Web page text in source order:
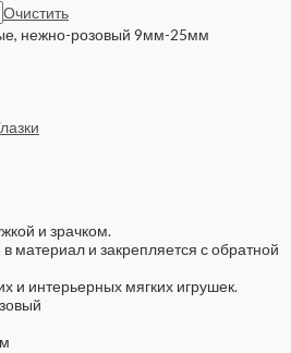
Очистить
нежно-розовый 9мм-25мм
и зрачком.
материал и закрепляется с обратной
и интерьерных мягких игрушек.